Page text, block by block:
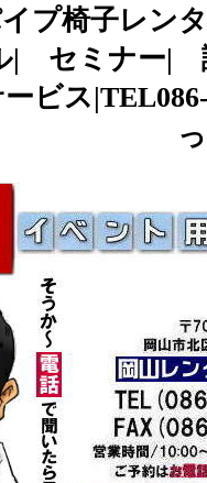
プ椅子レ
| セミナー|
ス|TEL086-